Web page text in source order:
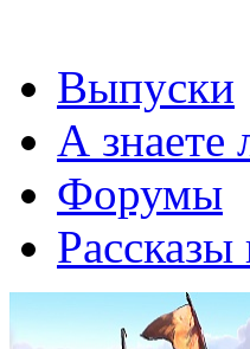
Выпуски
А знаете
Форумы
Рассказы